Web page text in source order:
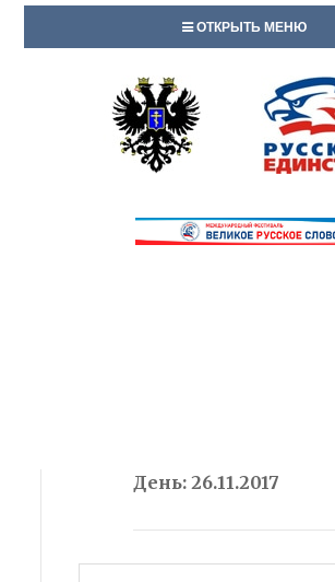
ОТКРЫТЬ МЕНЮ
День:26.11.2017